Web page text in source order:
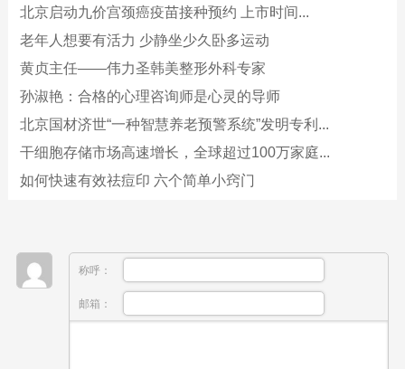
北京启动九价宫颈癌疫苗接种预约 上市时间...
老年人想要有活力 少静坐少久卧多运动
黄贞主任——伟力圣韩美整形外科专家
孙淑艳：合格的心理咨询师是心灵的导师
北京国材济世“一种智慧养老预警系统”发明专利...
干细胞存储市场高速增长，全球超过100万家庭...
如何快速有效祛痘印 六个简单小窍门
称呼：
邮箱：